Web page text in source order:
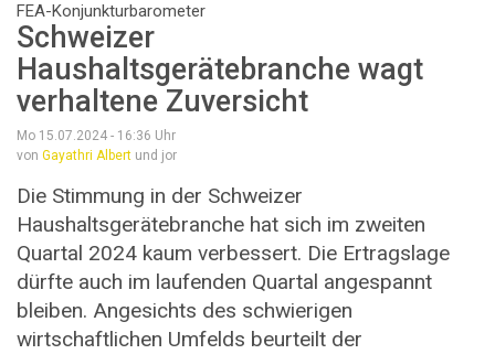
FEA-Konjunkturbarometer
Schweizer
Haushaltsgerätebranche wagt
verhaltene Zuversicht
Mo 15.07.2024 - 16:36 Uhr
von Gayathri Albert und jor
Die Stimmung in der Schweizer
Haushaltsgerätebranche hat sich im zweiten
Quartal 2024 kaum verbessert. Die Ertragslage
dürfte auch im laufenden Quartal angespannt
bleiben. Angesichts des schwierigen
wirtschaftlichen Umfelds beurteilt der